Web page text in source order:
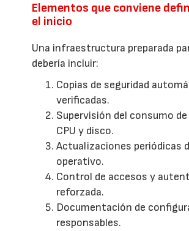
Elementos que conviene
el inicio
Una infraestructura preparada
debería incluir:
Copias de seguridad
verificadas.
Supervisión del consumo
CPU y disco.
Actualizaciones periódicas
operativo.
Control de accesos y
reforzada.
Documentación de
responsables.